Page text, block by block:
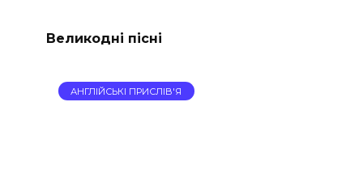
Великодні пісні
АНГЛІЙСЬКІ ПРИСЛІВ'Я